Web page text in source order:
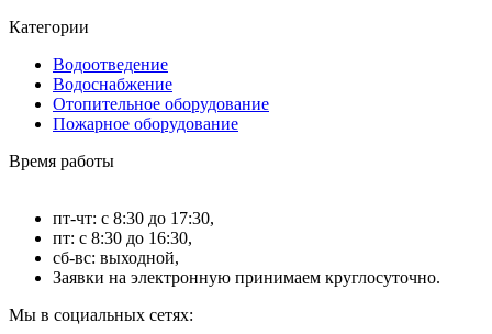
Категории
Водоотведение
Водоснабжение
Отопительное оборудование
Пожарное оборудование
Время работы
пт-чт: с 8:30 до 17:30,
пт: с 8:30 до 16:30,
сб-вс: выходной,
Заявки на электронную принимаем круглосуточно.
Мы в социальных сетях: